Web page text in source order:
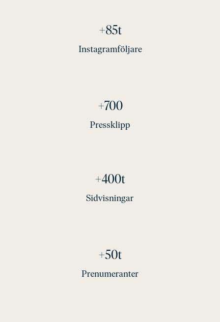
+85t
Instagramföljare
+700
Pressklipp
+400t
Sidvisningar
+50t
Prenumeranter